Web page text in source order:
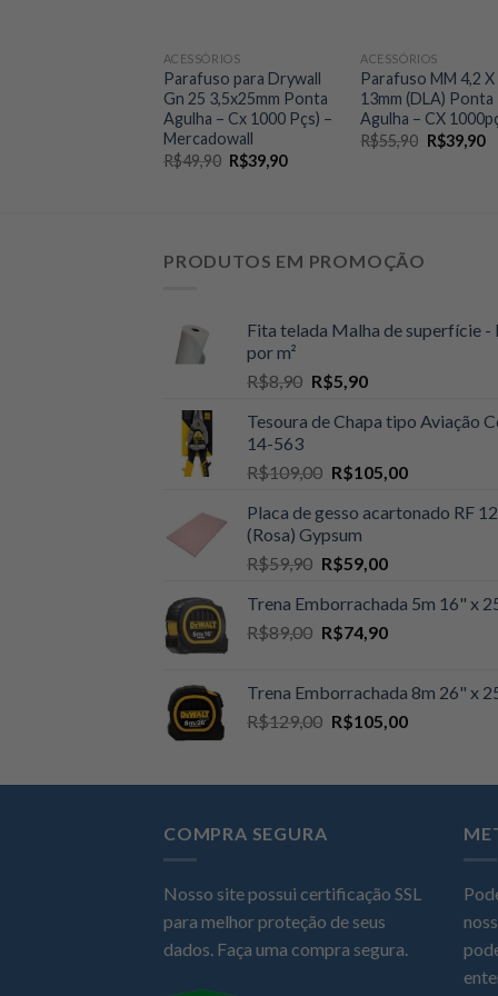
ACESSÓRIOS
Parafuso para Drywall
Gn 25 3,5x25mm Ponta
Agulha – Cx 1000 Pçs) –
Mercadowall
R$49,90 O
preço
R$39,90O
ACESSÓRIOS
Parafuso MM 4,2 X
13mm (DLA) Ponta
Agulha – CX
R$55,90 O
preço
R$39,90O
PRODUTOS EM PROMOÇÃO
Fita telada Malha de superfície
por m²
R$8,90 O
original
R$8,90.
R$5,90O
atual
R$5,90.
Tesoura de Chapa tipo Aviação
14-563
R$109,00 O
original
era:
R$109,00.
R$105,00O
atual
Placa de gesso acartonado RF
(Rosa) Gypsum
R$59,90 O
original
era:
R$59,00O
atual
é:
Trena Emborrachada 5m 16" x
R$89,00 O
era:
R$89,00.
R$74,90O
é:
R$74,90.
Trena Emborrachada 8m 26" x
R$129,00 O
era:
R$105,00O
é:
COMPRA SEGURA
Nosso site possui certificação SSL
para melhor proteção de seus
dados. Faça uma compra segura.